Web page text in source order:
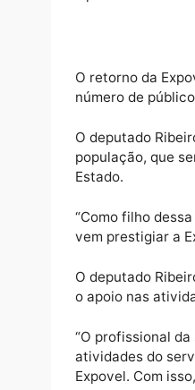
Para ampliar
Operacional –
O retorno da
O deputado
Estado.
“Como filho
vem prestigiar